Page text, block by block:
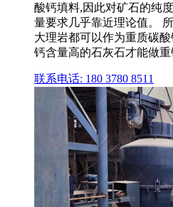
酸钙填料,因此对矿石的纯
量要求几乎靠近理论值。
大理岩都可以作为重质碳
钙含量高的石灰石才能做重
联系电话: 180 3780 8511